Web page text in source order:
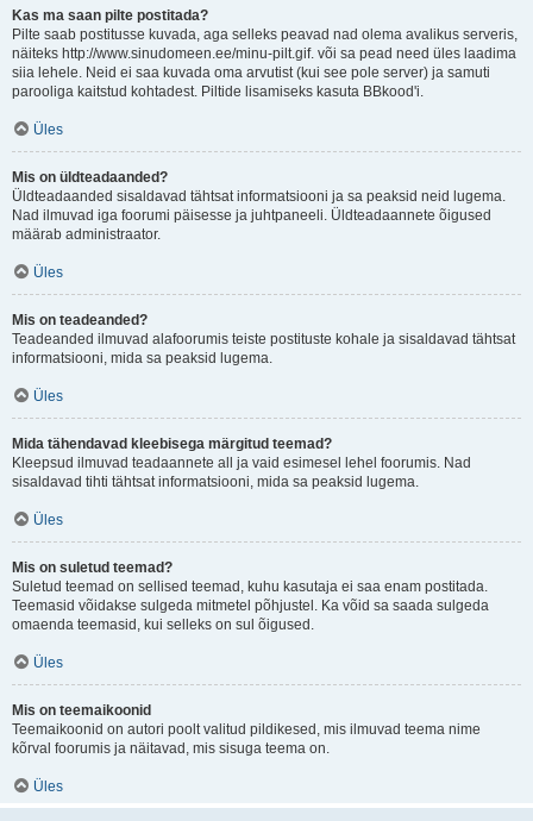
Kas ma saan pilte postitada?
Pilte saab postitusse kuvada, aga selleks peavad nad olema avalikus serveris,
näiteks http://www.sinudomeen.ee/minu-pilt.gif. või sa pead need üles laadima
siia lehele. Neid ei saa kuvada oma arvutist (kui see pole server) ja samuti
parooliga kaitstud kohtadest. Piltide lisamiseks kasuta BBkood'i.
Üles
Mis on üldteadaanded?
Üldteadaanded sisaldavad tähtsat informatsiooni ja sa peaksid neid lugema.
Nad ilmuvad iga foorumi päisesse ja juhtpaneeli. Üldteadaannete õigused
määrab administraator.
Üles
Mis on teadeanded?
Teadeanded ilmuvad alafoorumis teiste postituste kohale ja sisaldavad tähtsat
informatsiooni, mida sa peaksid lugema.
Üles
Mida tähendavad kleebisega märgitud teemad?
Kleepsud ilmuvad teadaannete all ja vaid esimesel lehel foorumis. Nad
sisaldavad tihti tähtsat informatsiooni, mida sa peaksid lugema.
Üles
Mis on suletud teemad?
Suletud teemad on sellised teemad, kuhu kasutaja ei saa enam postitada.
Teemasid võidakse sulgeda mitmetel põhjustel. Ka võid sa saada sulgeda
omaenda teemasid, kui selleks on sul õigused.
Üles
Mis on teemaikoonid
Teemaikoonid on autori poolt valitud pildikesed, mis ilmuvad teema nime
kõrval foorumis ja näitavad, mis sisuga teema on.
Üles